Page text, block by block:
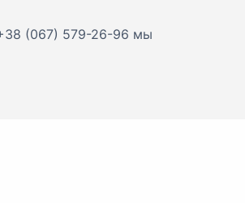
(067) 579-26-96 мы